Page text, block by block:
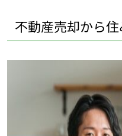
不動産売却から